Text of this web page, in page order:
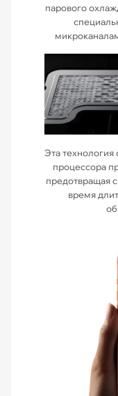
парового
Эта технология
процессора
предотвращая
время